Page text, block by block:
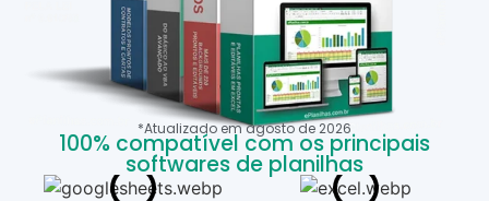
*Atualizado emagostode 2026
100% compatível com os principais
softwares de planilhas